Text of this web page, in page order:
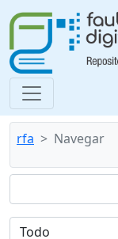
rfa Navegar